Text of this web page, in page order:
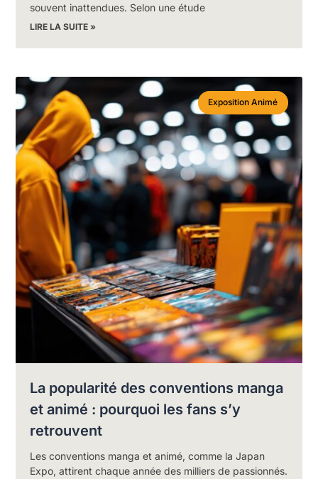
souvent inattendues. Selon une étude
LIRE LA SUITE »
Exposition Animé
La popularité des conventions manga
et animé : pourquoi les fans s’y
retrouvent
Les conventions manga et animé, comme la Japan
Expo, attirent chaque année des milliers de passionnés.